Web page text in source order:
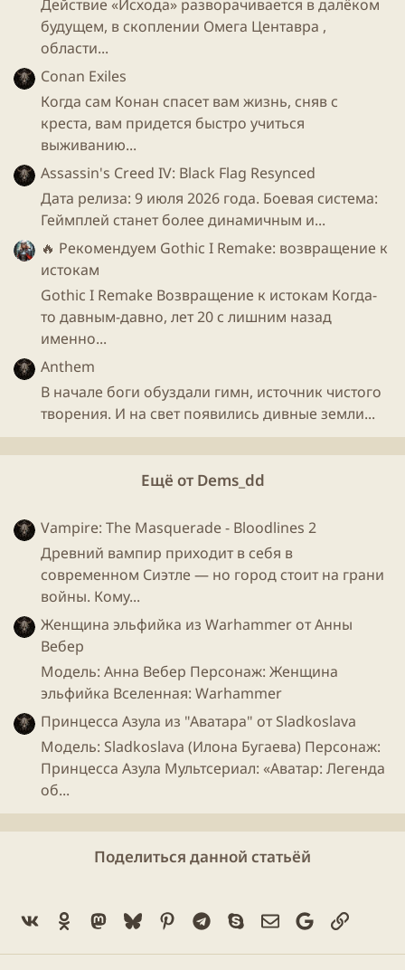
Для просмотра этого контента нам потребуется ваше
согласие на установку сторонних файлов cookie.
Более подробную информацию можно найти на нашей
странице файлов cookie
Принимать сторонние файлы Cookie
Для просмотра этого контента нам потребуется ваше
согласие на установку сторонних файлов cookie.
Более подробную информацию можно найти на нашей
странице файлов cookie
Введение в игру на русском языке
Игровой мир
В The Elder Scrolls Online вас ждет действительно
огромный игровой мир, включающий в себя
десятки крупнейших провинций империи: Скайрим,
Сиродил, остров Саммерсет, Эльсвейр и ряд других
областей.
При этом игровой мир The Elder Scrolls Online
разрабатывался таким образом, чтобы игроки
чувствовали разницу при перемещении между
различными зонами.
Геймплей
которых свойственных жанру MMO, а именно:
Действие «Исхода» разворачивается в далёком
будущем, в скоплении Омега Центавра ,
области...
Conan Exiles
Когда сам Конан спасет вам жизнь, сняв с
креста, вам придется быстро учиться
выживанию...
Assassin's Creed IV: Black Flag Resynced
Дата релиза: 9 июля 2026 года. Боевая система:
Геймплей станет более динамичным и...
🔥 Рекомендуем Gothic I Remake: возвращение к
истокам
Gothic I Remake Возвращение к истокам Когда-
то давным-давно, лет 20 с лишним назад
именно...
Anthem
В начале боги обуздали гимн, источник чистого
творения. И на свет появились дивные земли...
Ещё от Dems_dd
Vampire: The Masquerade - Bloodlines 2
Древний вампир приходит в себя в
современном Сиэтле — но город стоит на грани
войны. Кому...
Женщина эльфийка из Warhammer от Анны
Вебер
Модель: Анна Вебер Персонаж: Женщина
эльфийка Вселенная: Warhammer
Принцесса Азула из "Аватара" от Sladkoslava
Модель: Sladkoslava (Илона Бугаева) Персонаж:
Принцесса Азула Мультсериал: «Аватар: Легенда
об...
Поделиться данной статьёй
Vk Ok Mastodon
BlueskyPinterestTelegram
SkypeЭлектронная
GoogleСсылка